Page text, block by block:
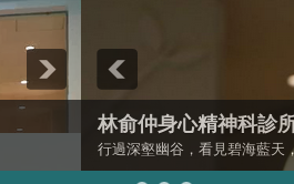
心精神科診所
，看見碧海藍天，感受純真溫暖。